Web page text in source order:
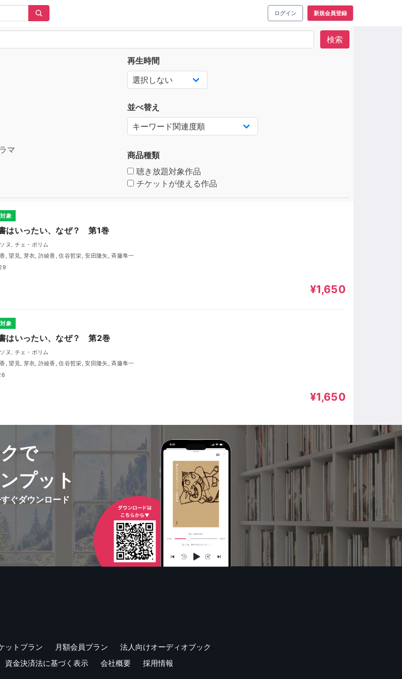
ログイン 新規会員登録
検索
マ
再生時間
並べ替え
商品種類
聴き放題対象作品
チケットが使える作品
象
はいったい、なぜ？ 第1巻
ヌ, チェ・ボリム
, 望見, 芽衣, 許綾香, 住谷哲栄, 安田隆矢, 斉藤隼一
¥1,650
象
はいったい、なぜ？ 第2巻
ヌ, チェ・ボリム
, 望見, 芽衣, 許綾香, 住谷哲栄, 安田隆矢, 斉藤隼一
¥1,650
で
プット
ぐダウンロード
ットプラン 月額会員プラン
法人向けオーディオブック
資金決済法に基づく表示 会社概要 採用情報